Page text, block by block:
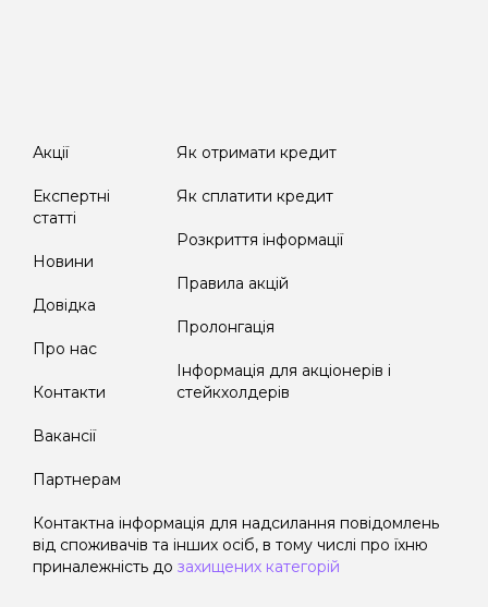
Акції
Експертні
статті
Новини
Довідка
Про нас
Контакти
Вакансії
Партнерам
Як отримати кредит
Як сплатити кредит
Розкриття інформації
Правила акцій
Пролонгація
Інформація для акціонерів і
стейкхолдерів
Контактна інформація для надсилання повідомлень
від споживачів та інших осіб, в тому числі про їхню
приналежність до захищених категорій